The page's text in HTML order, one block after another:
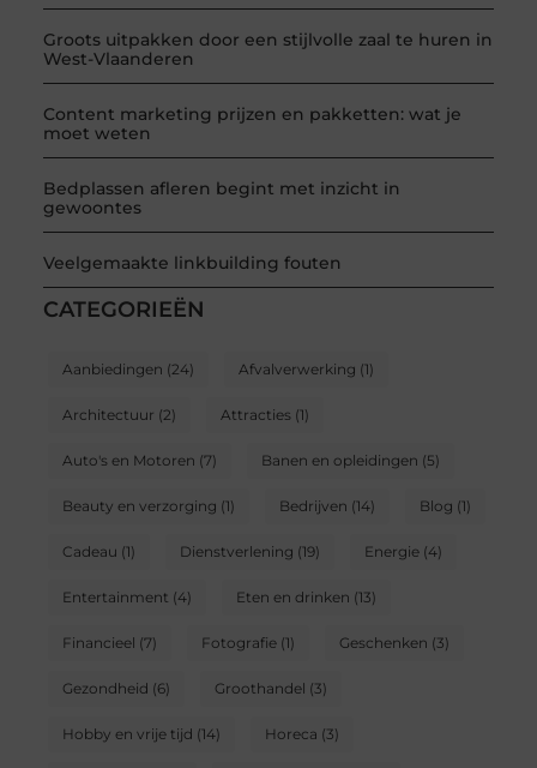
Groots uitpakken door een stijlvolle zaal te huren in
West-Vlaanderen
Content marketing prijzen en pakketten: wat je
moet weten
Bedplassen afleren begint met inzicht in
gewoontes
Veelgemaakte linkbuilding fouten
CATEGORIEËN
Aanbiedingen (24) Afvalverwerking (1)
Architectuur (2) Attracties(1)
Auto's en Motoren (7) Banen en opleidingen (5)
Beauty en verzorging (1) Bedrijven (14) Blog (1)
Cadeau (1) Dienstverlening (19) Energie(4)
Entertainment (4) Eten en drinken (13)
Financieel (7) Fotografie(1) Geschenken (3)
Gezondheid (6) Groothandel (3)
Hobby en vrije tijd (14) Horeca (3)